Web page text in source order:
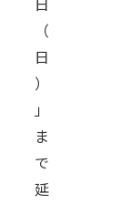
（
日
）
」
ま
で
延